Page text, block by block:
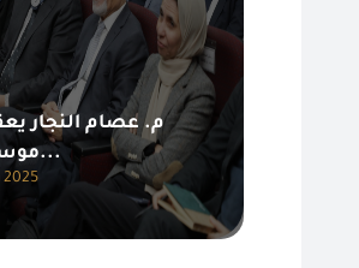
م. عصام النجار
موسعا لمتابع...
2025